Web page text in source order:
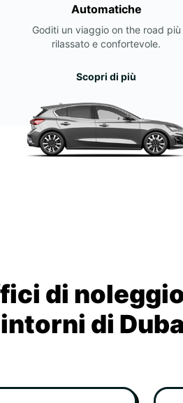
Automatiche
Goditi un viaggio on the road più
rilassato e confortevole.
Scopri di più
di
di